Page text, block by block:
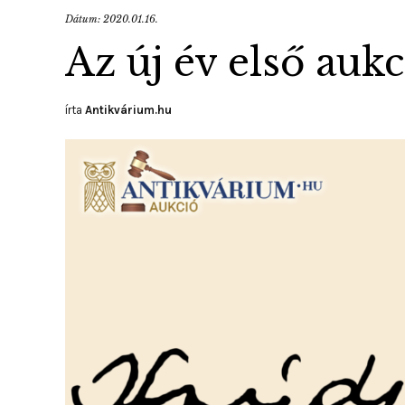
Dátum: 2020.01.16.
Az új év első
írta Antikvárium.hu